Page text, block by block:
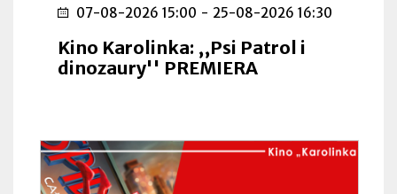
07-08-2026 15:00 - 25-08-2026 16:30
Kino Karolinka: ,,Psi Patrol i
dinozaury'' PREMIERA